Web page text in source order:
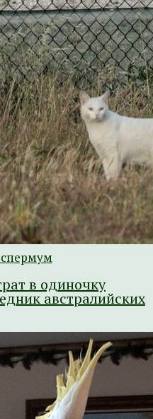
в одиночку
австралийских